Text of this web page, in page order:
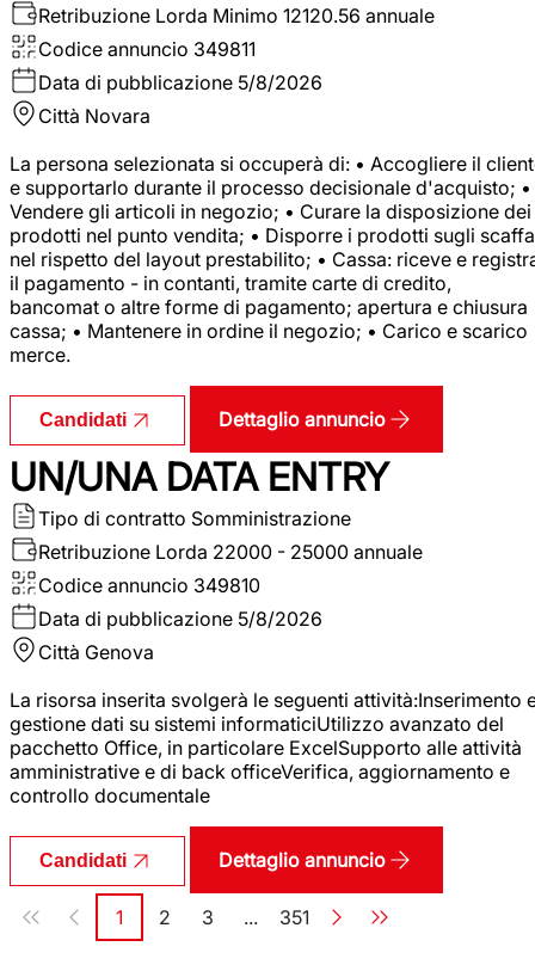
Retribuzione Lorda Minimo 12120.56 annuale
Codice annuncio 349811
Data di pubblicazione 5/8/2026
Città Novara
La persona selezionata si occuperà di: • Accogliere il
e supportarlo durante il processo decisionale d'acquisto; •
Vendere gli articoli in negozio; • Curare la disposizione dei
prodotti nel punto vendita; • Disporre i prodotti sugli
nel rispetto del layout prestabilito; • Cassa: riceve e
il pagamento - in contanti, tramite carte di credito,
bancomat o altre forme di pagamento; apertura e chiusura
cassa; • Mantenere in ordine il negozio; • Carico e scarico
merce.
Candidati Dettaglio annuncio
UN/UNA DATA ENTRY
Tipo di contratto Somministrazione
Retribuzione Lorda 22000 - 25000 annuale
Codice annuncio 349810
Data di pubblicazione 5/8/2026
Città Genova
La risorsa inserita svolgerà le seguenti attività:Inserimento
gestione dati su sistemi informaticiUtilizzo avanzato del
pacchetto Office, in particolare ExcelSupporto alle attività
amministrative e di back officeVerifica, aggiornamento e
controllo documentale
Candidati Dettaglio annuncio
Paginazione
Pagina
1 Pagina
2 Pagina
3 ... Pagina
351